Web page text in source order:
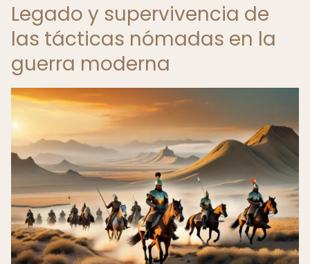
Legado y supervivencia de
las tácticas nómadas en la
guerra moderna